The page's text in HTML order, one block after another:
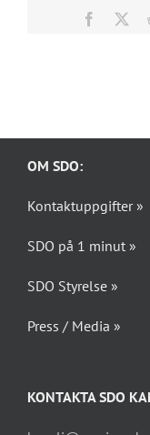
OM SDO:
Kontaktuppgifter »
SDO på 1 minut »
SDO Styrelse »
Press / Media »
KONTAKTA SDO